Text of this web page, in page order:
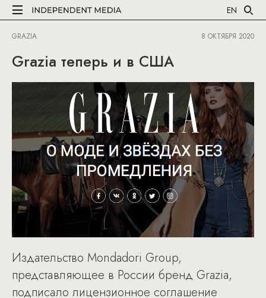
EN
GRAZIA 8 ОКТЯБРЯ 2020
Grazia теперь и в США
Издательство Mondadori Group,
представляющее в России бренд Grazia,
подписало лицензионное соглашение